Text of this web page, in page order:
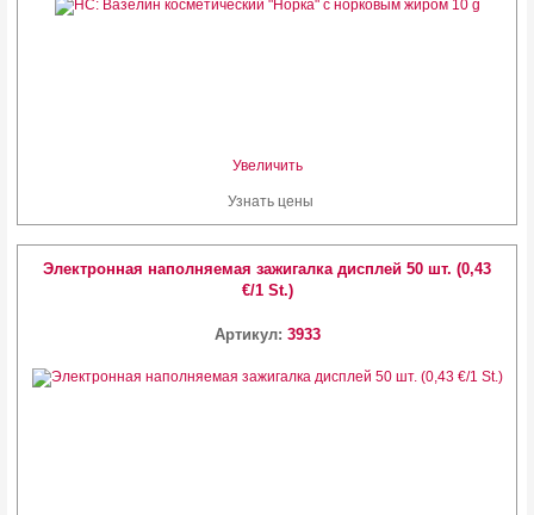
Увеличить
Узнать цены
Электронная наполняемая зажигалка дисплей 50 шт. (0,43
€/1 St.)
Артикул: 3933